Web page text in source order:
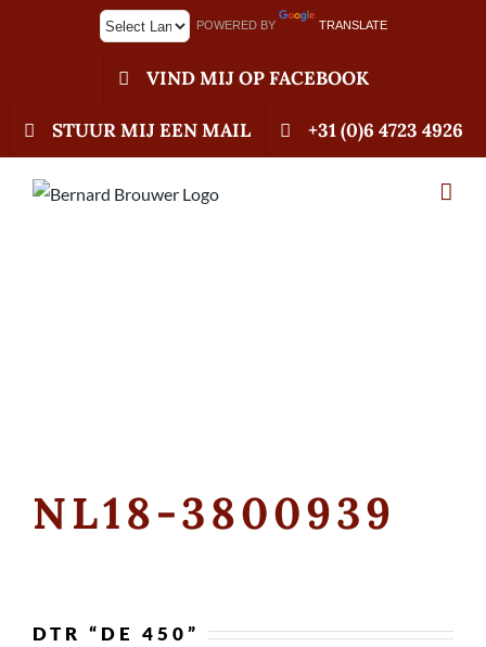
POWERED BY TRANSLATE
VIND MIJ OP FACEBOOK
STUUR MIJ EEN MAIL +31 (0)6 4723 4926
NL18-3800939
DTR “DE 450”